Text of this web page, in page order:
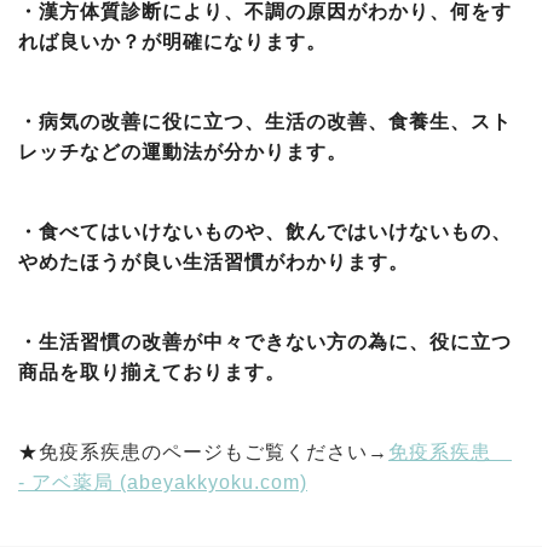
・漢方体質診断により、不調の原因がわかり、何をす
れば良いか？が明確になります。
・病気の改善に役に立つ、生活の改善、食養生、スト
レッチなどの運動法が分かります。
・食べてはいけないものや、飲んではいけないもの、
やめたほうが良い生活習慣がわかります。
・生活習慣の改善が中々できない方の為に、役に立つ
商品を取り揃えております。
★免疫系疾患のページもご覧ください→ 免疫系疾患
- アベ薬局 (abeyakkyoku.com)